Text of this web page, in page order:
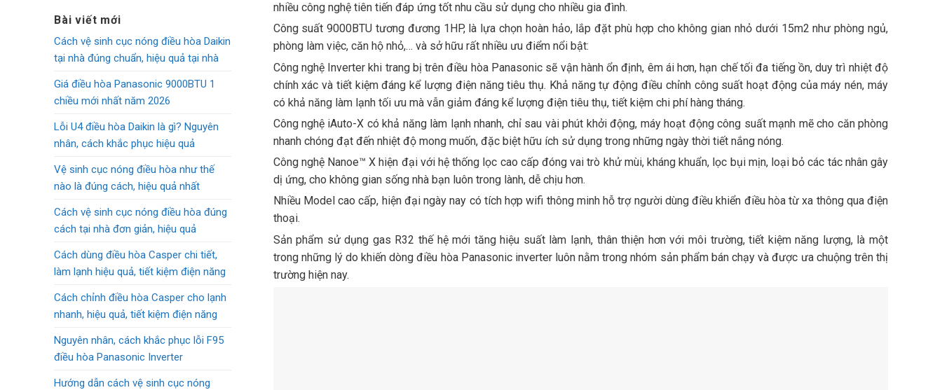
là:
25.990.000₫.
22.490.000₫.
Bài viết mới
Cách vệ sinh cục nóng điều hòa Daikin
tại nhà đúng chuẩn, hiệu quả tại nhà
Giá điều hòa Panasonic 9000BTU 1
chiều mới nhất năm 2026
Lỗi U4 điều hòa Daikin là gì? Nguyên
nhân, cách khắc phục hiệu quả
Vệ sinh cục nóng điều hòa như thế
nào là đúng cách, hiệu quả nhất
Cách vệ sinh cục nóng điều hòa đúng
cách tại nhà đơn giản, hiệu quả
Cách dùng điều hòa Casper chi tiết,
làm lạnh hiệu quả, tiết kiệm điện năng
Cách chỉnh điều hòa Casper cho lạnh
nhanh, hiệu quả, tiết kiệm điện năng
Nguyên nhân, cách khắc phục lỗi F95
điều hòa Panasonic Inverter
Hướng dẫn cách vệ sinh cục nóng
nhiều công nghệ tiên tiến đáp ứng tốt nhu cầu sử dụng cho nhiều gia đình.
Công suất 9000BTU tương đương 1HP, là lựa chọn hoàn hảo, lắp đặt phù hợp cho không gian nhỏ dưới 15m2 như phòng ngủ,
phòng làm việc, căn hộ nhỏ,… và sở hữu rất nhiều ưu điểm nổi bật:
Công nghệ Inverter khi trang bị trên điều hòa Panasonic sẽ vận hành ổn định, êm ái hơn, hạn chế tối đa tiếng ồn, duy trì nhiệt độ
chính xác và tiết kiệm đáng kể lượng điện năng tiêu thụ. Khả năng tự động điều chỉnh công suất hoạt động của máy nén, máy
có khả năng làm lạnh tối ưu mà vẫn giảm đáng kể lượng điện tiêu thụ, tiết kiệm chi phí hàng tháng.
Công nghệ iAuto-X có khả năng làm lạnh nhanh, chỉ sau vài phút khởi động, máy hoạt động công suất mạnh mẽ cho căn phòng
nhanh chóng đạt đến nhiệt độ mong muốn, đặc biệt hữu ích sử dụng trong những ngày thời tiết nắng nóng.
Công nghệ Nanoe™ X hiện đại với hệ thống lọc cao cấp đóng vai trò khử mùi, kháng khuẩn, lọc bụi mịn, loại bỏ các tác nhân gây
dị ứng, cho không gian sống nhà bạn luôn trong lành, dễ chịu hơn.
Nhiều Model cao cấp, hiện đại ngày nay có tích hợp wifi thông minh hỗ trợ người dùng điều khiển điều hòa từ xa thông qua điện
thoại.
Sản phẩm sử dụng gas R32 thế hệ mới tăng hiệu suất làm lạnh, thân thiện hơn với môi trường, tiết kiệm năng lượng, là một
trong những lý do khiến dòng điều hòa Panasonic inverter luôn nằm trong nhóm sản phẩm bán chạy và được ưa chuộng trên thị
trường hiện nay.